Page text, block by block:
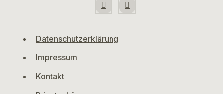
Datenschutzerklärung
Impressum
Kontakt